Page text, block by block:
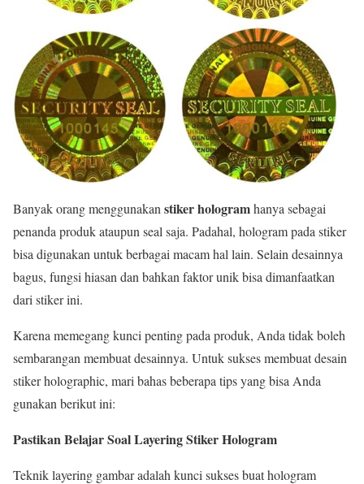
Banyak orang menggunakan stiker hologramhanya sebagai
penanda produk ataupun seal saja. Padahal, hologram pada stiker
bisa digunakan untuk berbagai macam hal lain. Selain desainnya
bagus, fungsi hiasan dan bahkan faktor unik bisa dimanfaatkan
dari stiker ini.
Karena memegang kunci penting pada produk, Anda tidak boleh
sembarangan membuat desainnya. Untuk sukses membuat desain
stiker holographic, mari bahas beberapa tips yang bisa Anda
gunakan berikut ini:
Pastikan Belajar Soal Layering Stiker Hologram
Teknik layering gambar adalah kunci sukses buat hologram